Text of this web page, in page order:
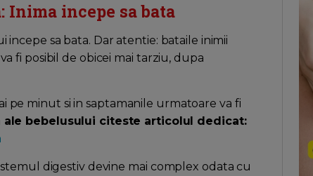
incepe sa bata
incepe sa bata. Dar atentie: bataile inimii
fi posibil de obicei mai tarziu, dupa
pe minut si in saptamanile urmatoare va fi
ale bebelusului citeste articolul dedicat:
digestiv devine mai complex odata cu